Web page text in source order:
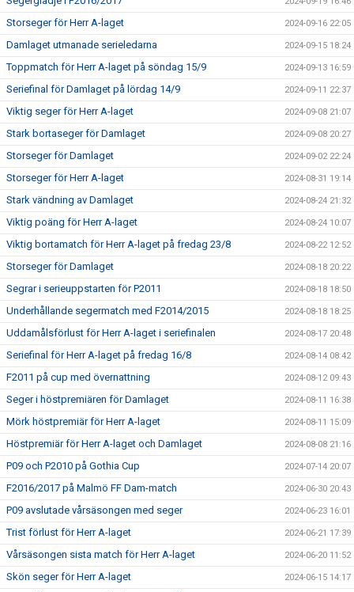
Storseger för Herr A-laget 2024-09-16 22:05
Damlaget utmanade serieledarna 2024-09-15 18:24
Toppmatch för Herr A-laget på söndag 15/9 2024-09-13 16:59
Seriefinal för Damlaget på lördag 14/9 2024-09-11 22:37
Viktig seger för Herr A-laget 2024-09-08 21:07
Stark bortaseger för Damlaget 2024-09-08 20:27
Storseger för Damlaget 2024-09-02 22:24
Storseger för Herr A-laget 2024-08-31 19:14
Stark vändning av Damlaget 2024-08-24 21:32
Viktig poäng för Herr A-laget 2024-08-24 10:07
Viktig bortamatch för Herr A-laget på fredag 23/8 2024-08-22 12:52
Storseger för Damlaget 2024-08-18 20:22
Segrar i serieuppstarten för P2011 2024-08-18 18:50
Underhållande segermatch med F2014/2015 2024-08-18 18:25
Uddamålsförlust för Herr A-laget i seriefinalen 2024-08-17 20:48
Seriefinal för Herr A-laget på fredag 16/8 2024-08-14 08:42
F2011 på cup med övernattning 2024-08-12 09:43
Seger i höstpremiären för Damlaget 2024-08-11 16:38
Mörk höstpremiär för Herr A-laget 2024-08-11 15:09
Höstpremiär för Herr A-laget och Damlaget 2024-08-08 21:16
P09 och P2010 på Gothia Cup 2024-07-14 20:07
F2016/2017 på Malmö FF Dam-match 2024-06-30 20:43
P09 avslutade vårsäsongen med seger 2024-06-23 16:01
Trist förlust för Herr A-laget 2024-06-21 17:39
Vårsäsongen sista match för Herr A-laget 2024-06-20 11:52
Skön seger för Herr A-laget 2024-06-15 14:17